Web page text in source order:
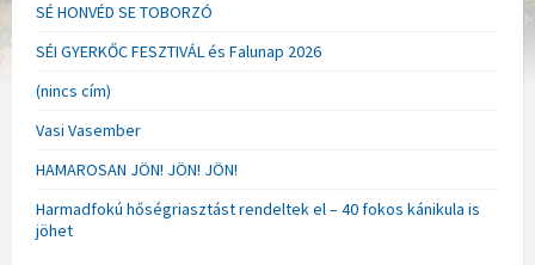
SÉ HONVÉD SE TOBORZÓ
SÉI GYERKŐC FESZTIVÁL és Falunap 2026
(nincs cím)
Vasi Vasember
HAMAROSAN JÖN! JÖN! JÖN!
Harmadfokú hőségriasztást rendeltek el – 40 fokos kánikula is
jöhet